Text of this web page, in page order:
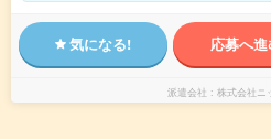
気になる! 応募へ
派遣会社 株式会社ニ